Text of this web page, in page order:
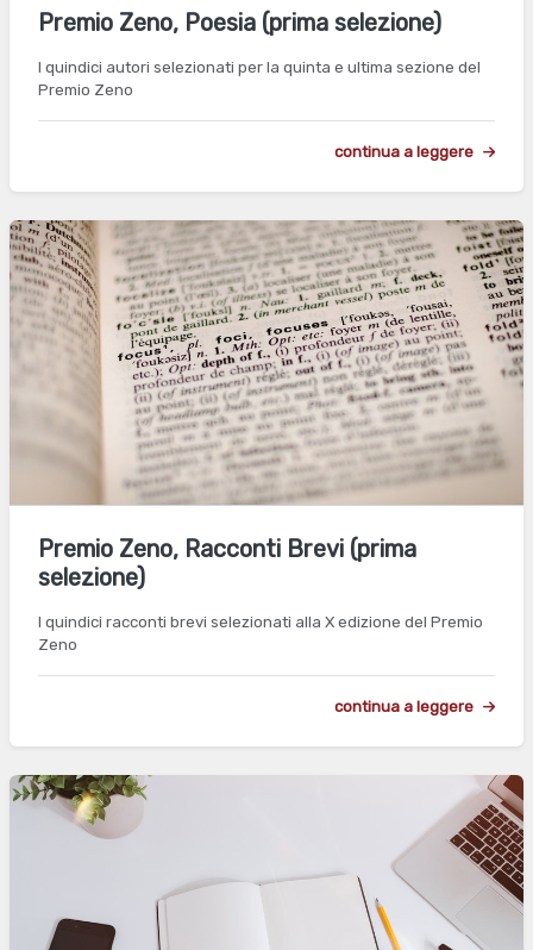
Premio Zeno, Poesia (prima selezione)
I quindici autori selezionati per la quinta e ultima sezione del
Premio Zeno
continua a leggere
Premio Zeno, Racconti Brevi (prima
selezione)
I quindici racconti brevi selezionati alla X edizione del Premio
Zeno
continua a leggere